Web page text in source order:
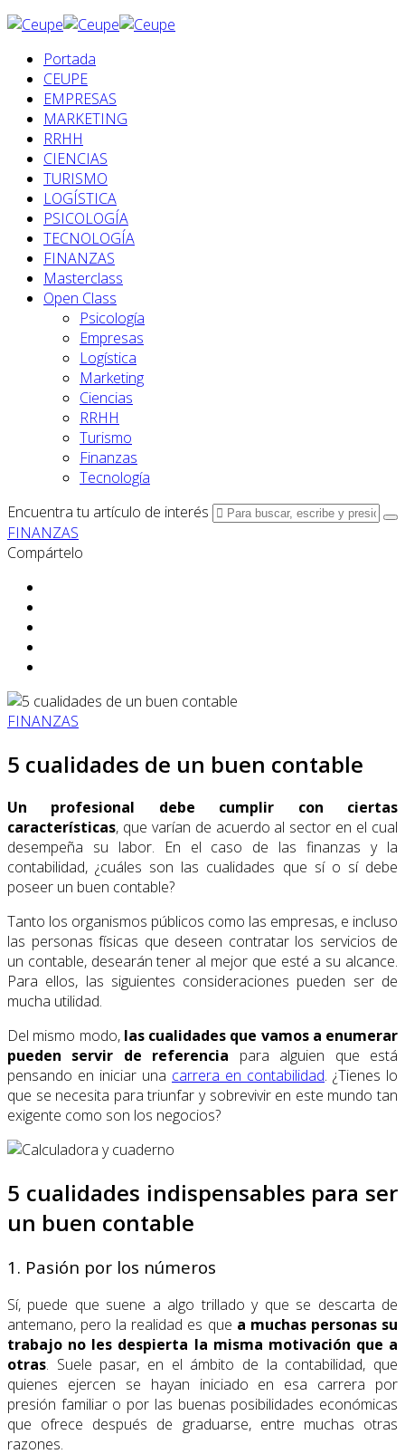
Portada
CEUPE
EMPRESAS
MARKETING
RRHH
CIENCIAS
TURISMO
LOGÍSTICA
PSICOLOGÍA
TECNOLOGÍA
FINANZAS
Masterclass
Open Class
Psicología
Empresas
Logística
Marketing
Ciencias
RRHH
Turismo
Finanzas
Tecnología
Encuentra tu artículo de interés
FINANZAS
Compártelo
FINANZAS
5 cualidades de un buen contable
Un profesional debe cumplir con ciertas
características, que varían de acuerdo al sector en el cual
desempeña su labor. En el caso de las finanzas y la
contabilidad, ¿cuáles son las cualidades que sí o sí debe
poseer un buen contable?
Tanto los organismos públicos como las empresas, e incluso
las personas físicas que deseen contratar los servicios de
un contable, desearán tener al mejor que esté a su alcance.
Para ellos, las siguientes consideraciones pueden ser de
mucha utilidad.
Del mismo modo,las cualidades que vamos a enumerar
pueden servir de referencia para alguien que está
pensando en iniciar una carrera en contabilidad. ¿Tienes lo
que se necesita para triunfar y sobrevivir en este mundo tan
exigente como son los negocios?
5 cualidades indispensables para ser
un buen contable
1. Pasión por los números
Sí, puede que suene a algo trillado y que se descarta de
antemano, pero la realidad es que a muchas personas su
trabajo no les despierta la misma motivación que a
otras. Suele pasar, en el ámbito de la contabilidad, que
quienes ejercen se hayan iniciado en esa carrera por
presión familiar o por las buenas posibilidades económicas
que ofrece después de graduarse, entre muchas otras
razones.